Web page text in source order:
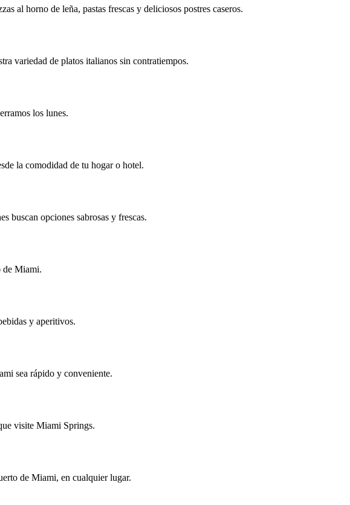
al horno de leña, pastas frescas y deliciosos postres caseros.
variedad de platos italianos sin contratiempos.
los lunes.
la comodidad de tu hogar o hotel.
buscan opciones sabrosas y frescas.
de Miami.
y aperitivos.
sea rápido y conveniente.
visite Miami Springs.
de Miami, en cualquier lugar.